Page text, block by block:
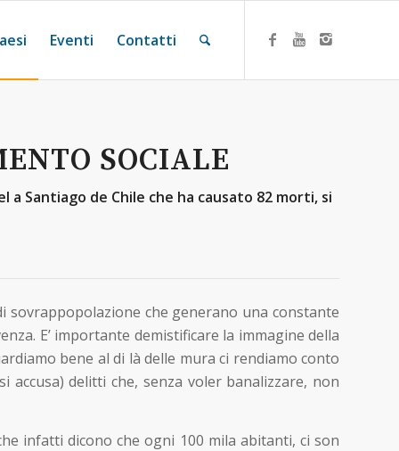
Eventi Contatti
SOCIALE
Santiago de Chile che ha causato 82 morti, si
sovrappopolazione che generano una constante
E’ importante demistificare la immagine della
bene al di là delle mura ci rendiamo conto
delitti che, senza voler banalizzare, non
infatti dicono che ogni 100 mila abitanti, ci son